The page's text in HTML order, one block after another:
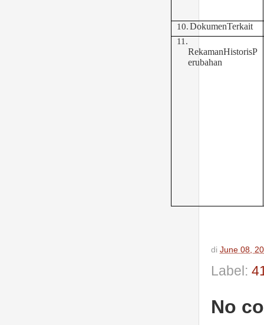
10.DokumenTerkait
11.
RekamanHistorisP
erubahan
di June 08,
Label:
No